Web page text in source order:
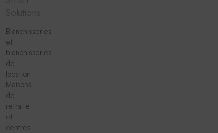
Blanchisseries
et
blanchisseries
de
location
Maisons
de
retraite
et
centres